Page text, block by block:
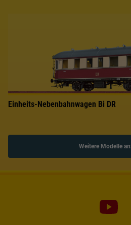
Einheits-Nebenbahnwagen Bi DR
Weitere Modelle